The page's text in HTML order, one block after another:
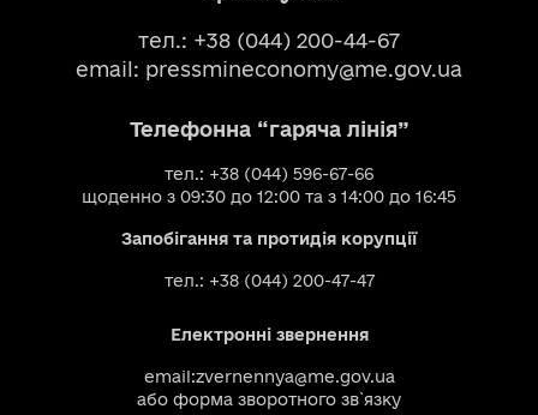
тел.: +38 (044) 200-44-67
email: pressmineconomy@me.gov.ua
Телефонна “гаряча лінія”
тел.: +38 (044) 596-67-66
щоденно з 09:30 до 12:00 та з 14:00 до 16:45
Запобігання та протидія корупції
тел.: +38 (044) 200-47-47
Електронні звернення
email:zvernennya@me.gov.ua
або форма зворотного зв`язку